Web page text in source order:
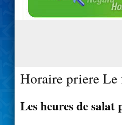
Horaire priere
Les heures de